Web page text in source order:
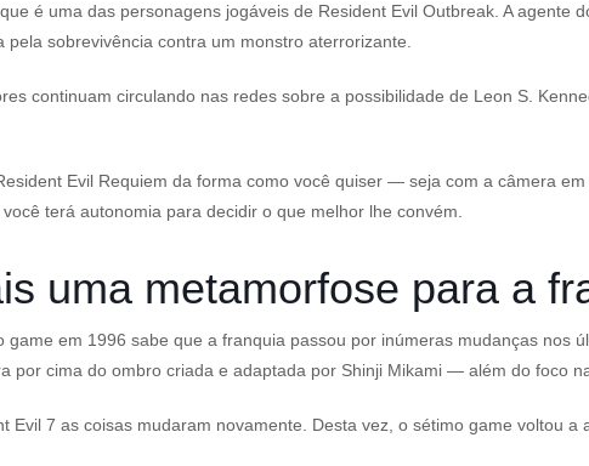
é uma das personagens jogáveis de Resident Evil Outbreak . A agente
sobrevivência contra um monstro aterrorizante.
continuam circulando nas redes sobre a possibilidade de Leon S.
Evil Requiem da forma como você quiser — seja com a câmera em
terá autonomia para decidir o que melhor lhe convém.
uma metamorfose para a
em 1996 sabe que a franquia passou por inúmeras mudanças nos
por cima do ombro criada e adaptada por Shinji Mikami — além do foco
Evil 7 as coisas mudaram novamente. Desta vez, o sétimo game voltou a